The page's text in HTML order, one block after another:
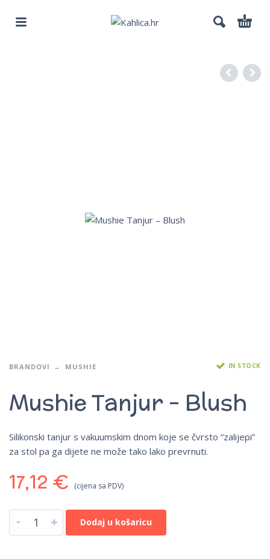
BRANDOVI MUSHIE IN STOCK
Mushie Tanjur – Blush
Silikonski tanjur s vakuumskim dnom koje se čvrsto “zalijepi”
za stol pa ga dijete ne može tako lako prevrnuti.
17,12 € (cijena sa PDV)
- + Dodaj u košaricu